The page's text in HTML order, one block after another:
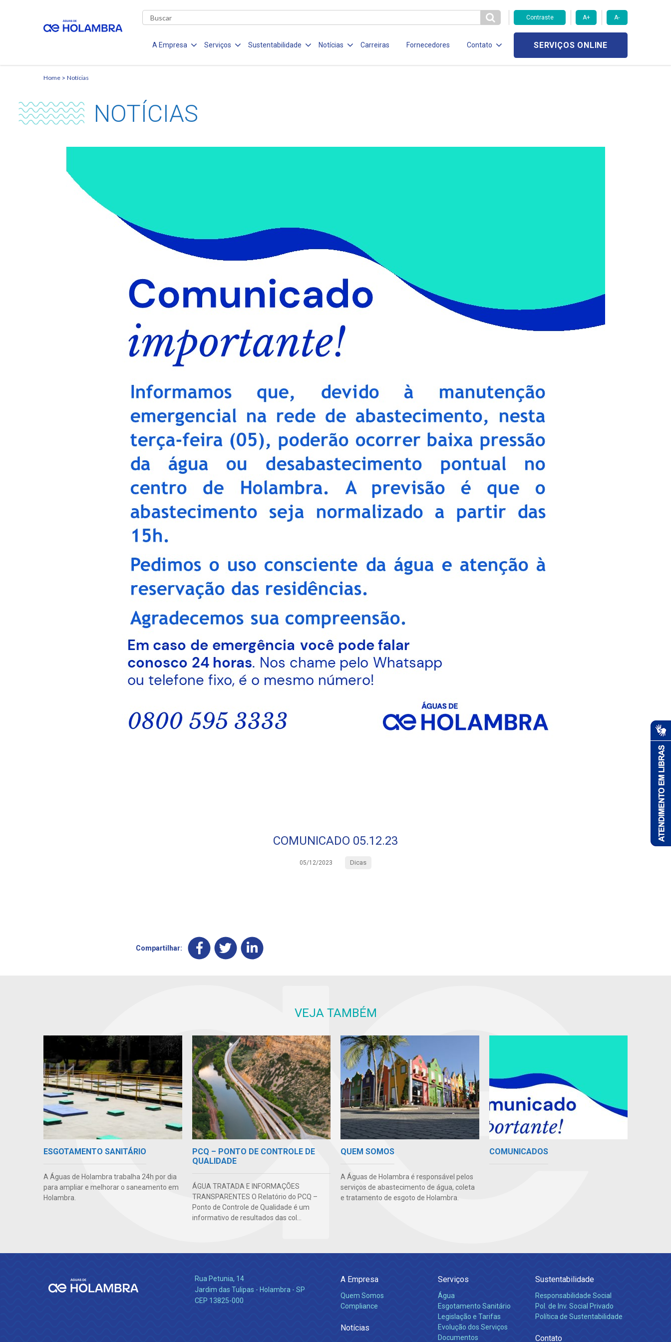
Contraste A+ A-
A Empresa Serviços Sustentabilidade Notícias Carreiras Fornecedores Contato SERVIÇOS ONLINE
Home Notícias
NOTÍCIAS
COMUNICADO 05.12.23
05/12/2023 Dicas
Compartilhar:
VEJA TAMBÉM
ESGOTAMENTO SANITÁRIO
A Águas de Holambra trabalha 24h por dia
para ampliar e melhorar o saneamento em
Holambra.
PCQ – PONTO DE CONTROLE DE
QUALIDADE
ÁGUA TRATADA E INFORMAÇÕES
TRANSPARENTES O Relatório do PCQ –
Ponto de Controle de Qualidade é um
informativo de resultados das col...
QUEM SOMOS
A Águas de Holambra é responsável pelos
serviços de abastecimento de água, coleta
e tratamento de esgoto de Holambra.
COMUNICADOS
Rua Petunia, 14
Jardim das Tulipas - Holambra - SP
CEP 13825-000
A Empresa
Quem Somos
Compliance
Notícias
Serviços
Água
Esgotamento Sanitário
Legislação e Tarifas
Evolução dos Serviços
Documentos
Sustentabilidade
Responsabilidade Social
Pol. de Inv. Social Privado
Política de Sustentabilidade
Contato